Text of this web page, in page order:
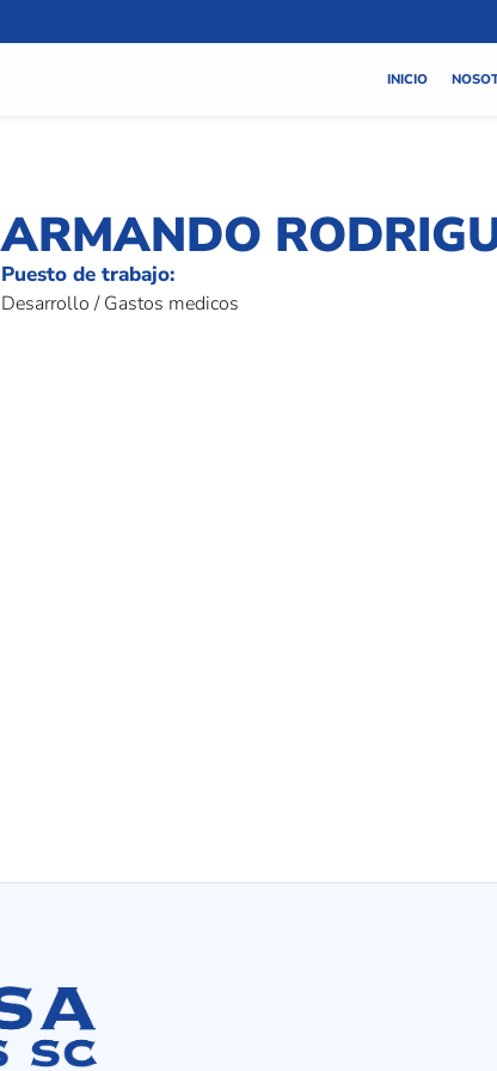
INICIO
ARMANDO
Puesto de trabajo:
Desarrollo / Gastos medicos